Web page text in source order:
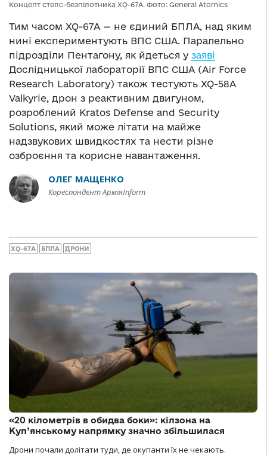
Концепт стелс-безпілотника XQ-67A. Фото: General Atomics
Тим часом XQ-67A — не єдиний БПЛА, над яким
нині експериментують ВПС США. Паралельно
підрозділи Пентагону, як йдеться у заяві
Дослідницької лабораторії ВПС США (Air Force
Research Laboratory) також тестують XQ-58A
Valkyrie, дрон з реактивним двигуном,
розроблений Kratos Defense and Security
Solutions, який може літати на майже
надзвукових швидкостях та нести різне
озброєння та корисне навантаження.
ОЛЕГ МАЩЕНКО
Кореспондент АрміяInform
XQ-67A БПЛА ДРОНИ
«20 кілометрів в обидва боки»: кілзона на
Куп’янському напрямку значно збільшилася
Дрони почали долітати туди, де окупанти їх не чекають.